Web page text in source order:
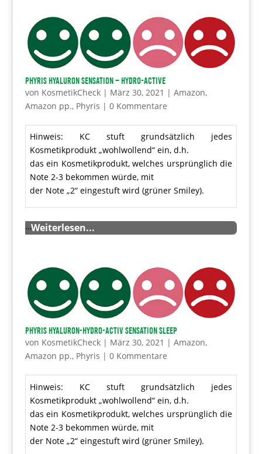
Phyris Hyaluron Sensation – Hydro-Active
von KosmetikCheck| März 30, 2021 | Amazon,
Amazon pp., Phyris | 0 Kommentare
Hinweis: KC stuft grundsätzlich jedes
Kosmetikprodukt „wohlwollend“ ein, d.h.
das ein Kosmetikprodukt, welches ursprünglich die
Note 2-3 bekommen würde, mit
der Note „2“ eingestuft wird (grüner Smiley).
…Weiterlesen...
Phyris Hyaluron-Hydro-Activ Sensation Sleep
von KosmetikCheck| März 30, 2021 | Amazon,
Amazon pp., Phyris | 0 Kommentare
Hinweis: KC stuft grundsätzlich jedes
Kosmetikprodukt „wohlwollend“ ein, d.h.
das ein Kosmetikprodukt, welches ursprünglich die
Note 2-3 bekommen würde, mit
der Note „2“ eingestuft wird (grüner Smiley).